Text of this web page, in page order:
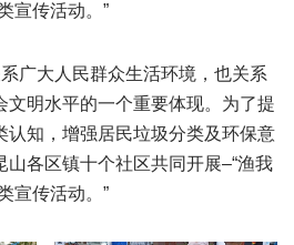
宣传活动。”
广大人民群众生活环境，也关系
文明水平的一个重要体现。为了提
认知，增强居民垃圾分类及环保意
各区镇十个社区共同开展–“渔我
宣传活动。”